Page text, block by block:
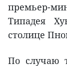
премьер-
Типадея
столице
По случаю